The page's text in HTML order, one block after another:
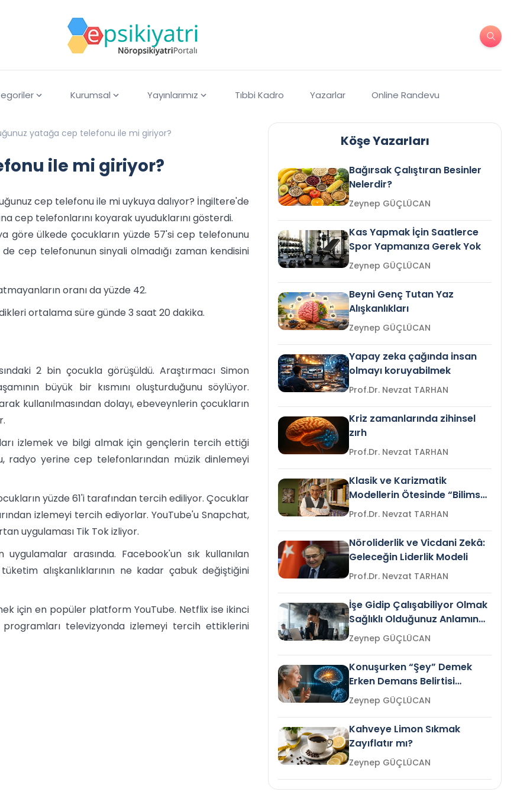
Kurumsal Yayınlarımız Tıbbi Kadro Yazarlar Online Randevu
yatağa cep telefonu ile mi giriyor?
ile mi giriyor?
cep telefonu ile mi uykuya dalıyor? İngiltere'de
cep telefonlarını koyarak uyuduklarını gösterdi.
göre ülkede çocukların yüzde 57'si cep telefonunu
cep telefonunun sinyali olmadığı zaman kendisini
oranı da yüzde 42.
ortalama süre günde 3 saat 20 dakika.
2 bin çocukla görüşüldü. Araştırmacı Simon
büyük bir kısmını oluşturduğunu söylüyor.
kullanılmasından dolayı, ebeveynlerin çocukların
izlemek ve bilgi almak için gençlerin tercih ettiği
radyo yerine cep telefonlarından müzik dinlemeyi
yüzde 61'i tarafından tercih ediliyor. Çocuklar
izlemeyi tercih ediyorlar. YouTube'u Snapchat,
uygulaması Tik Tok izliyor.
arasında. Facebook'un sık kullanılan
alışkanlıklarının ne kadar çabuk değiştiğini
için en popüler platform YouTube. Netflix ise ikinci
televizyonda izlemeyi tercih ettiklerini
Köşe Yazarları
Bağırsak Çalıştıran Besinler
Nelerdir?
Zeynep GÜÇLÜCAN
Kas Yapmak İçin Saatlerce
Spor Yapmanıza Gerek Yok
Zeynep GÜÇLÜCAN
Beyni Genç Tutan Yaz
Alışkanlıkları
Zeynep GÜÇLÜCAN
Yapay zeka çağında insan
olmayı koruyabilmek
Prof.Dr. Nevzat TARHAN
Kriz zamanlarında zihinsel
zırh
Prof.Dr. Nevzat TARHAN
Klasik ve Karizmatik
Modellerin Ötesinde “Bilimsel
Liderlik”
Prof.Dr. Nevzat TARHAN
Nöroliderlik ve Vicdani Zekâ:
Geleceğin Liderlik Modeli
Prof.Dr. Nevzat TARHAN
İşe Gidip Çalışabiliyor Olmak
Sağlıklı Olduğunuz Anlamına
Gelir mi?Zeynep GÜÇLÜCAN
Konuşurken “Şey” Demek
Erken Demans Belirtisi
Olabilir mi?Zeynep GÜÇLÜCAN
Kahveye Limon Sıkmak
Zayıflatır mı?
Zeynep GÜÇLÜCAN